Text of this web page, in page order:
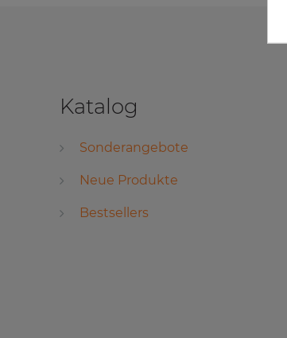
Katalog
Sonderangebote
Neue Produkte
Bestsellers